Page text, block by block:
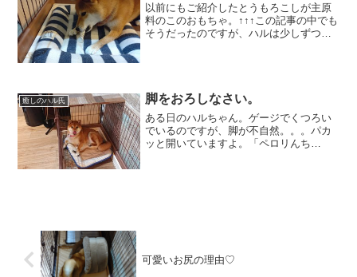
以前にもご紹介したとうもろこしが主原
料のこのおもちゃ。↑↑↑この記事の中でも
そうだったのですが、ハルは少しずつム
癒しのハル氏 脚をおろしなさい。
ある日のハルちゃん。ゲージでくつろい
でいるのですが、脚が不自然。。。パカ
ッと開いていますよ。「ペロリんち
可愛いお尻の理由♡